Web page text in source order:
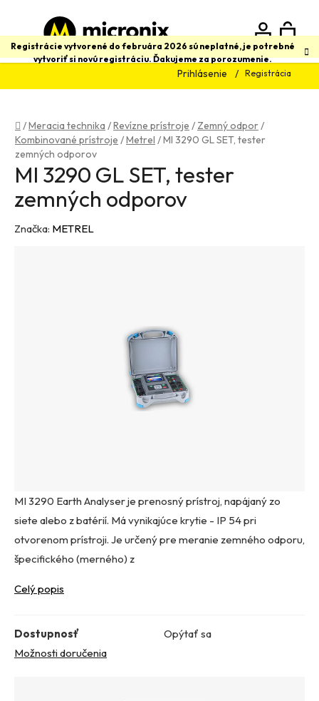
obsah
Registrácie vytvorené do februára 2026 sú neplatné, je potrebné
vytvoriť si novú registráciu. Ďakujeme za porozumenie.
Prihlásenie Registrácia
Hľadať
Domov
/Meracia technika /Revízne prístroje / Zemný odpor/
Kombinované prístroje /Metrel /MI 3290 GL SET, tester
zemných odporov
MI 3290 Earth Analyser je prenosný prístroj, napájaný zo
siete alebo z batérií. Má vynikajúce krytie - IP 54 pri
otvorenom prístroji. Je určený pre meranie zemného odporu,
špecifického (merného) z
Celý popis
Dostupnosť
Opýtať sa
Možnosti doručenia
MI 3290 GL SET, tester
zemných odporov
Značka: METREL